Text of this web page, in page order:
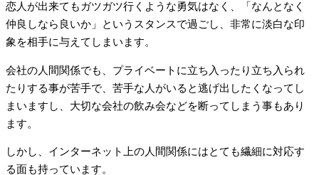
恋人が出来てもガツガツ行くような勇気はなく、「なんとなく
仲良しなら良いか」というスタンスで過ごし、非常に淡白な印
象を相手に与えてしまいます。
会社の人間関係でも、プライベートに立ち入ったり立ち入られ
たりする事が苦手で、苦手な人がいると逃げ出したくなってし
まいますし、大切な会社の飲み会などを断ってしまう事もあり
ます。
しかし、インターネット上の人間関係にはとても繊細に対応す
る面も持っています。